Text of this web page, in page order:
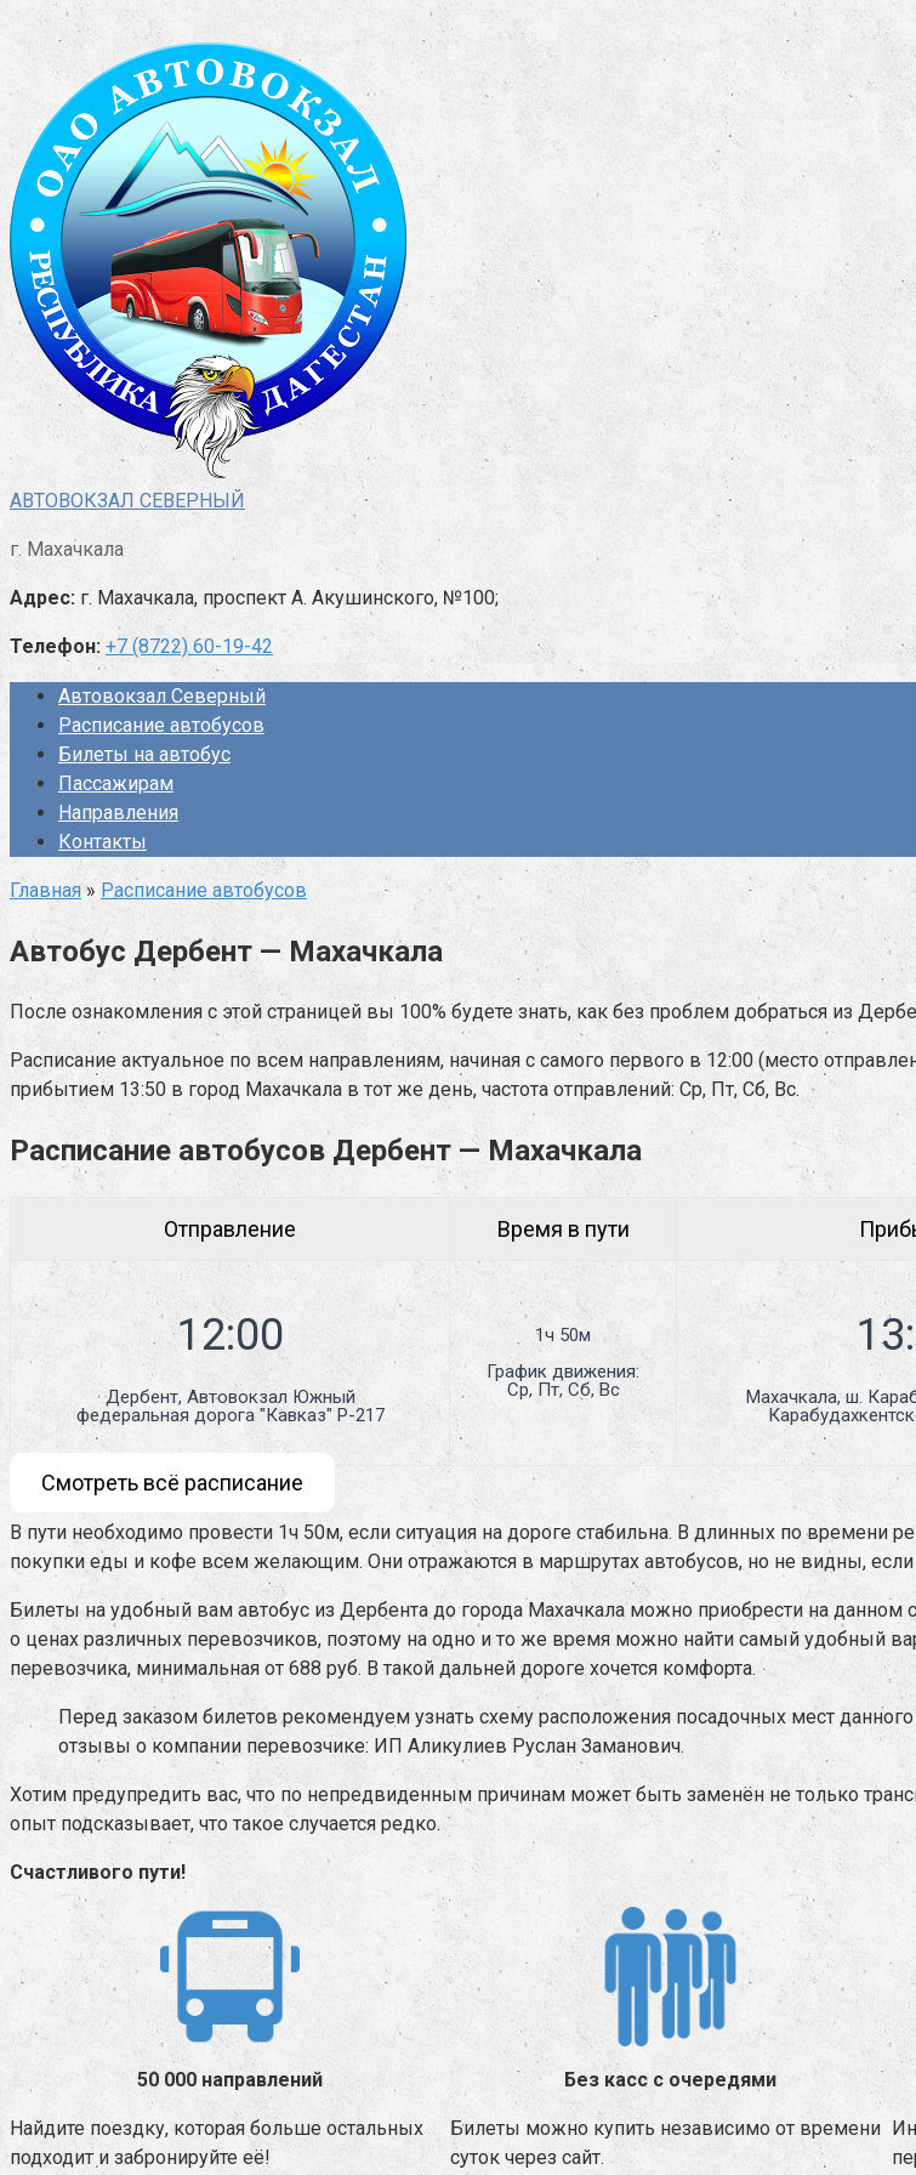
Перейти
контенту
АВТОВОКЗАЛ СЕВЕРНЫЙ
г. Махачкала
Адрес: г. Махачкала, проспект А. Акушинского, №100;
Телефон: +7 (8722) 60-19-42
Автовокзал Северный
Расписание автобусов
Билеты на автобус
Пассажирам
Направления
Контакты
Главная » Расписание автобусов
Автобус Дербент — Махачкала
После ознакомления с этой страницей вы 100% будете знать, как без проблем добраться из
Расписание актуальное по всем направлениям, начиная с самого первого в 12:00 (место
прибытием 13:50 в город Махачкала в тот же день, частота отправлений: Ср, Пт, Сб, Вс.
Расписание автобусов Дербент — Махачкала
Отправление Время в пути
Дербент, Автовокзал Южный
федеральная дорога "Кавказ" Р-217
1ч 50м
График движения:
Ср, Пт, Сб, Вс
Махачкала, ш.
Смотреть всё расписание
В пути необходимо провести 1ч 50м, если ситуация на дороге стабильна. В длинных по времени
покупки еды и кофе всем желающим. Они отражаются в маршрутах автобусов, но не видны,
Билеты на удобный вам автобус из Дербента до города Махачкала можно приобрести на данном
о ценах различных перевозчиков, поэтому на одно и то же время можно найти самый удобный
перевозчика, минимальная от 688 руб. В такой дальней дороге хочется комфорта.
Перед заказом билетов рекомендуем узнать схему расположения посадочных мест данного
отзывы о компании перевозчике: ИП Аликулиев Руслан Заманович.
Хотим предупредить вас, что по непредвиденным причинам может быть заменён не только
опыт подсказывает, что такое случается редко.
Счастливого пути!
50 000 направлений
Найдите поездку, которая больше остальных
подходит и забронируйте её!
Без касс с очередями
Билеты можно купить независимо от времени
суток через сайт.